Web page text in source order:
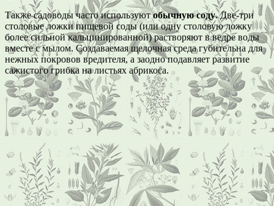
Также садоводы часто используютобычную соду. Две-три
столовые ложки пищевой соды (или одну столовую ложку
более сильной кальцинированной) растворяют в ведре воды
вместе с мылом. Создаваемая щелочная среда губительна для
нежных покровов вредителя, а заодно подавляет развитие
сажистого грибка на листьях абрикоса.